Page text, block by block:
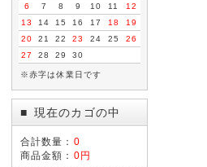
6
7 8 9 10 11
12
13
14 15 16 17 18
19
20
21 22 23 24 25
26
27
28 29 30
※赤字は休業日です
■ 現在のカゴの中
合計数量： 0
商品金額： 0円